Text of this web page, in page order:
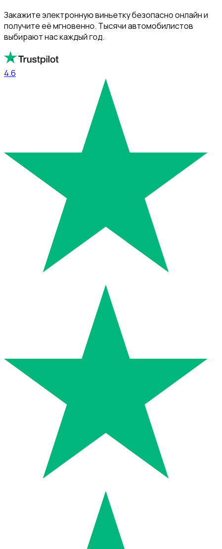
Закажите электронную виньетку безопасно онлайн и
получите её мгновенно. Тысячи автомобилистов
выбирают нас каждый год.
4.6